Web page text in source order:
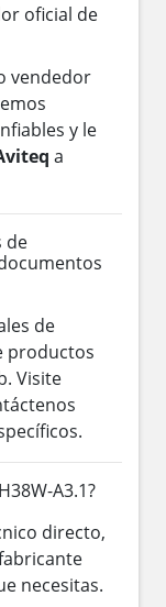
oficial de
vendedor
y le
a
de
de
productos
Visite
A3.1?
directo,
necesitas.